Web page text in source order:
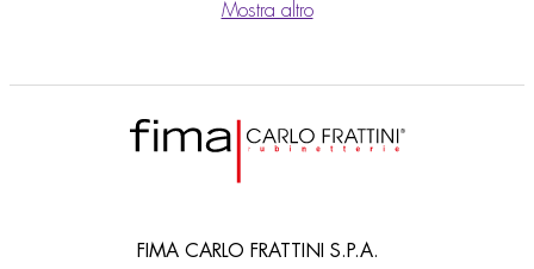
Mostra altro
FIMA CARLO FRATTINI S.P.A.